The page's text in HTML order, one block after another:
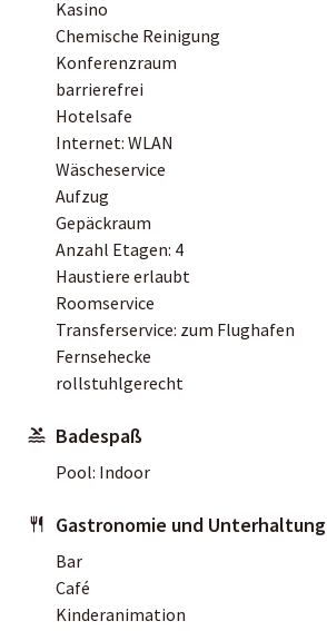
Kasino
Chemische Reinigung
Konferenzraum
barrierefrei
Hotelsafe
Internet: WLAN
Wäscheservice
Aufzug
Gepäckraum
Anzahl Etagen: 4
Haustiere erlaubt
Roomservice
Transferservice: zum Flughafen
Fernsehecke
rollstuhlgerecht
Badespaß
Pool: Indoor
Gastronomie und Unterhaltung
Bar
Café
Kinderanimation